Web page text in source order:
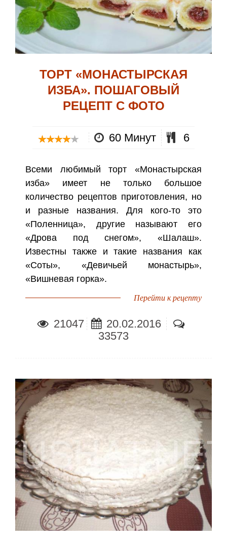
ТОРТ «МОНАСТЫРСКАЯ
ИЗБА». ПОШАГОВЫЙ
РЕЦЕПТ С ФОТО
60 Минут 6
Всеми любимый торт «Монастырская
изба» имеет не только большое
количество рецептов приготовления, но
и разные названия. Для кого-то это
«Поленница», другие называют его
«Дрова под снегом», «Шалаш».
Известны также и такие названия как
«Соты», «Девичьей монастырь»,
«Вишневая горка».
Перейти к рецепту
21047
20.02.2016
33573